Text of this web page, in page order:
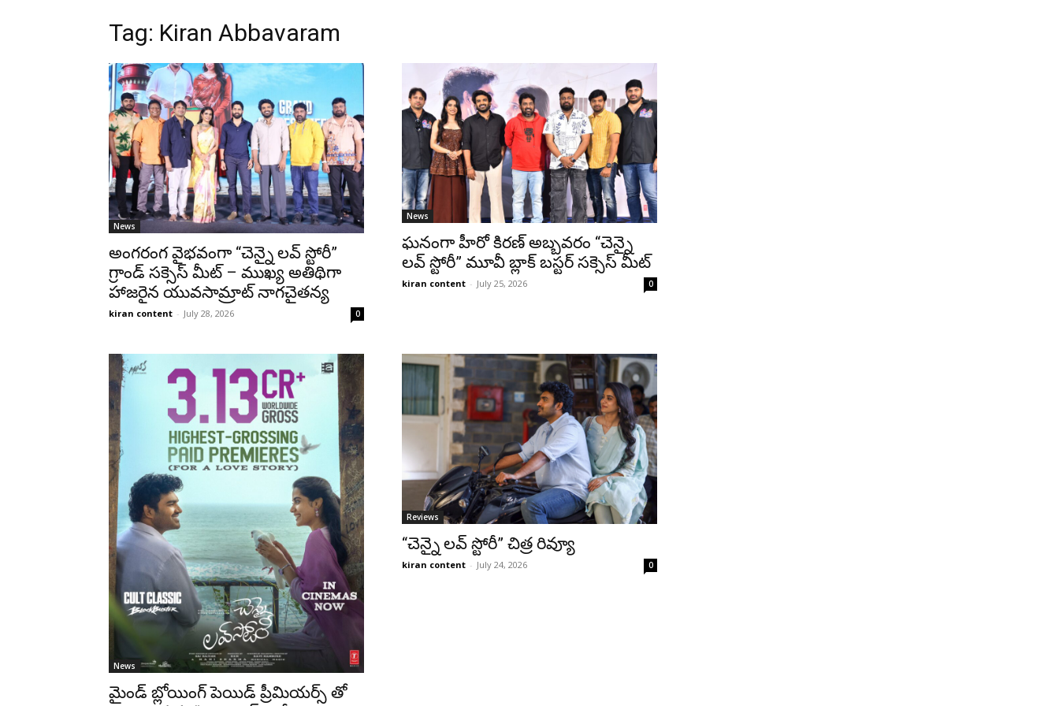
Tag: Kiran Abbavaram
News
అంగరంగ వైభవంగా “చెన్నై లవ్ స్టోరీ”
గ్రాండ్ సక్సెస్ మీట్ – ముఖ్య అతిథిగా
హాజరైన యువసామ్రాట్ నాగచైతన్య
kiran content - July 28, 2026 0
News
ఘనంగా హీరో కిరణ్ అబ్బవరం “చెన్నై
లవ్ స్టోరీ” మూవీ బ్లాక్ బస్టర్ సక్సెస్ మీట్
kiran content - July 25, 2026 0
News
మైండ్ బ్లోయింగ్ పెయిడ్ ప్రీమియర్స్ తో
Reviews
“చెన్నై లవ్ స్టోరీ” చిత్ర రివ్యూ
kiran content - July 24, 2026 0